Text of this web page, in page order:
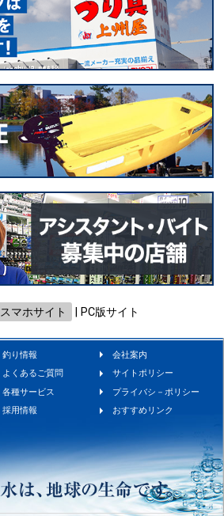
スマホサイト PC版サイト
釣り情報
会社案内
よくあるご質問
サイトポリシー
各種サービス
プライバシ－ポリシー
採用情報 おすすめリンク